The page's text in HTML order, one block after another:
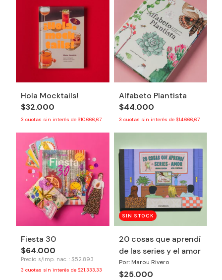
Hola Mocktails!
$32.000
3 cuotas sin interés de $10.666,67
Alfabeto Plantista
$44.000
3 cuotas sin interés de $14.666,67
Fiesta 30
$64.000
Precio s/imp. nac. : $52.893
3 cuotas sin interés de $21.333,33
SIN STOCK
20 cosas que aprendí
de las series y el amor
Por: Marou Rivero
$25.000